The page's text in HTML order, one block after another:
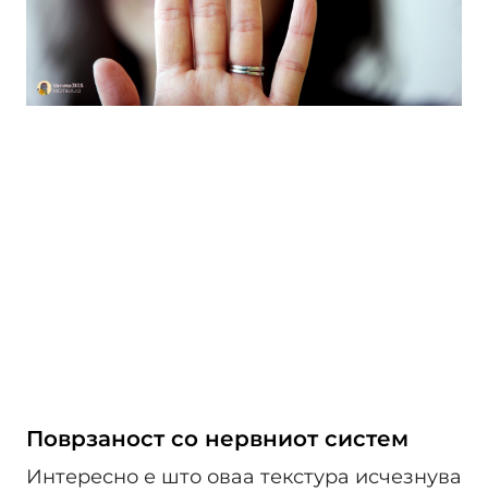
Поврзаност со нервниот систем
Интересно е што оваа текстура исчезнува